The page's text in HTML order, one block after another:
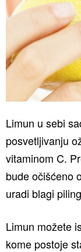
Limun u sebi
posvetljivanju
vitaminom C.
bude očišćeno
uradi blagi
Limun možete
kome postoje